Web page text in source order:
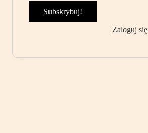
Subskrybuj!
Zaloguj się